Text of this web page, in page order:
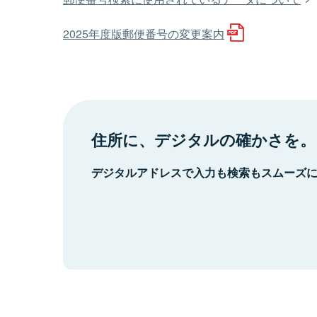
2025年度版郵便番号の変更案内
住所に、デジタルの確かさを。
デジタルアドレスで入力も検索もスムーズ